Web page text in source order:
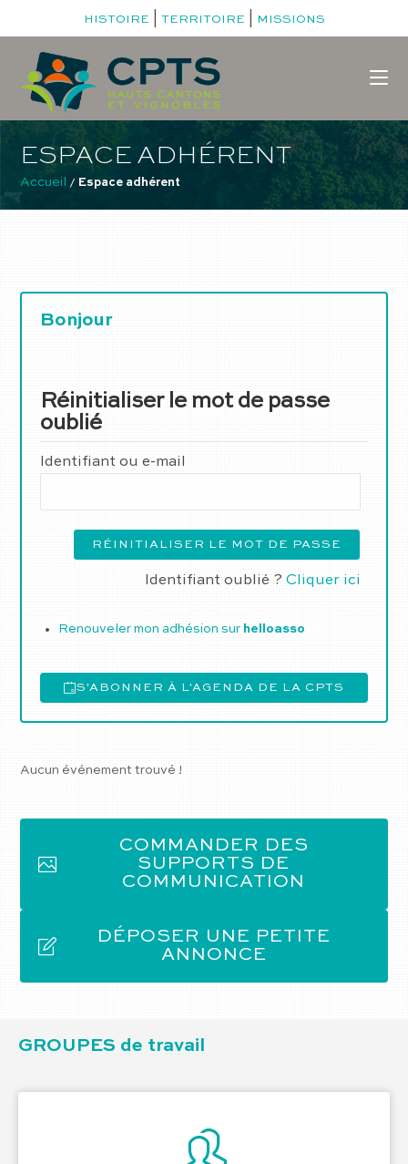
HISTOIRE TERRITOIRE MISSIONS
ESPACE ADHÉRENT
Accueil / Espace adhérent
Bonjour
Réinitialiser le mot de passe
oublié
Identifiant ou e-mail
Identifiant oublié ?Cliquer ici
Renouveler mon adhésion sur helloasso
S'ABONNER À L'AGENDA DE LA CPTS
Aucun événement trouvé !
COMMANDER DES
SUPPORTS DE
COMMUNICATION
DÉPOSER UNE PETITE
ANNONCE
GROUPES de travail